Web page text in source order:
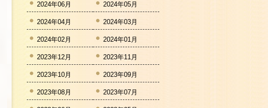
2024年06月 2024年05月
2024年04月 2024年03月
2024年02月 2024年01月
2023年12月 2023年11月
2023年10月 2023年09月
2023年08月 2023年07月